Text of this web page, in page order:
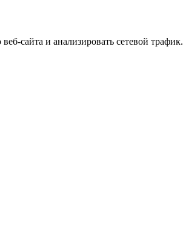
сайта и анализировать сетевой трафик.